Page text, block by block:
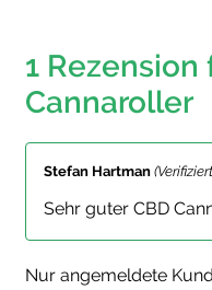
1 Rezension
Cannaroller
Stefan Hartman
Sehr guter CBD
Nur angemeldete